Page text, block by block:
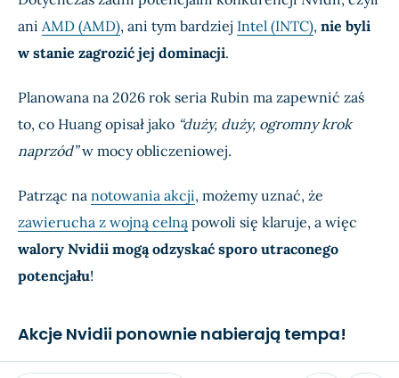
ani AMD (AMD), ani tym bardziej Intel (INTC), nie byli
w stanie zagrozić jej dominacji.
Planowana na 2026 rok seria Rubin ma zapewnić zaś
to, co Huang opisał jako “duży, duży, ogromny krok
naprzód”w mocy obliczeniowej.
Patrząc na notowania akcji, możemy uznać, że
zawierucha z wojną celną powoli się klaruje, a więc
walory Nvidii mogą odzyskać sporo utraconego
potencjału!
Akcje Nvidii ponownie nabierają tempa!